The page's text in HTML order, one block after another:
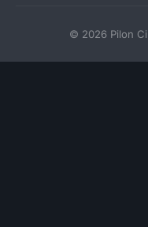
© 2026 Pilon